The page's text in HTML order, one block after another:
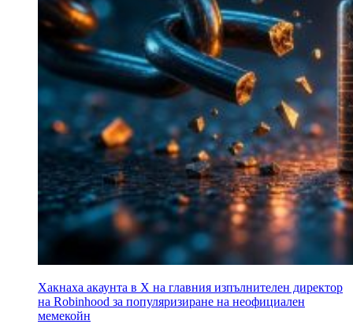
Хакнаха акаунта в X на главния изпълнителен директор
на Robinhood за популяризиране на неофициален
мемекойн